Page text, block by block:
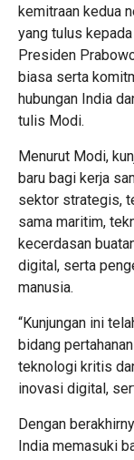
kemitraan kedua
yang tulus
Presiden
biasa serta
hubungan India
tulis Modi.
Menurut Modi,
baru bagi kerja
sektor strategis,
sama maritim,
kecerdasan
digital, serta
manusia.
“Kunjungan ini
bidang
teknologi kritis
inovasi digital,
Dengan
India memasuki